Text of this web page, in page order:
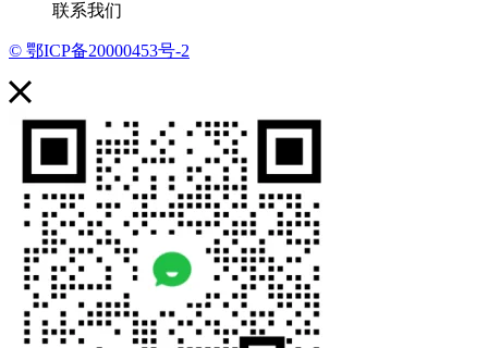
联系我们
© 鄂ICP备20000453号-2